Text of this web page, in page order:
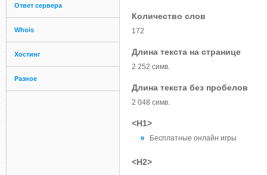
Ответ сервера
Whois
Хостинг
Разное
Количество слов
172
Длина текста на странице
2 252 симв.
Длина текста без пробелов
2 048 симв.
<H1>
Бесплатные онлайн игры
<H2>